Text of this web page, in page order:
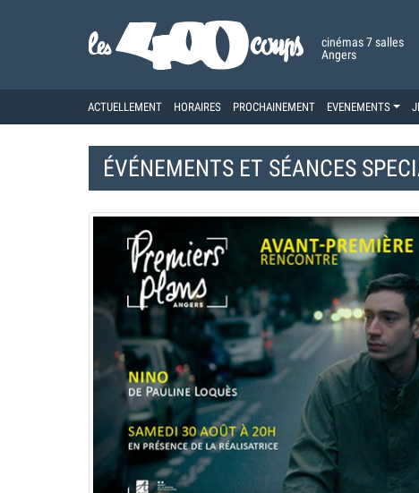
cinémas 7 salles
Angers
ACTUELLEMENT HORAIRES PROCHAINEMENT EVENEMENTS
ÉVÉNEMENTS ET SÉANCES